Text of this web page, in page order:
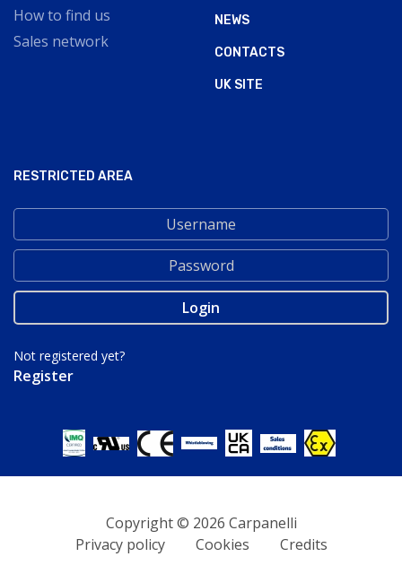
How to find us
Sales network
NEWS
CONTACTS
UK SITE
RESTRICTED AREA
Not registered yet?
Register
Copyright © 2026 Carpanelli
Privacy policy
Cookies Credits